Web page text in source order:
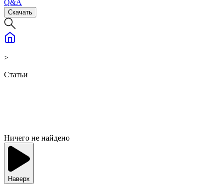
Q&A
Скачать
>
Статьи
Ничего не найдено
Наверх